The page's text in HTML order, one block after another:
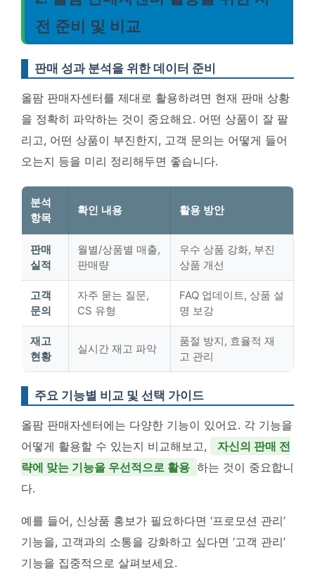
전 준비 및 비교
판매 성과 분석을 위한 데이터 준비
올팜 판매자센터를 제대로 활용하려면 현재 판매 상황
을 정확히 파악하는 것이 중요해요. 어떤 상품이 잘 팔
리고, 어떤 상품이 부진한지, 고객 문의는 어떻게 들어
오는지 등을 미리 정리해두면 좋습니다.
분석
항목
확인 내용 활용 방안
판매
실적
월별/상품별 매출,
판매량
우수 상품 강화, 부진
상품 개선
고객
문의
자주 묻는 질문,
CS 유형
FAQ 업데이트, 상품 설
명 보강
재고
현황
실시간 재고 파악
품절 방지, 효율적 재
고 관리
주요 기능별 비교 및 선택 가이드
올팜 판매자센터에는 다양한 기능이 있어요. 각 기능을
어떻게 활용할 수 있는지 비교해보고,
자신의 판매 전
략에 맞는 기능을 우선적으로 활용 하는 것이 중요합니
다.
예를 들어, 신상품 홍보가 필요하다면 ‘프로모션 관리’
기능을, 고객과의 소통을 강화하고 싶다면 ‘고객 관리’
기능을 집중적으로 살펴보세요.